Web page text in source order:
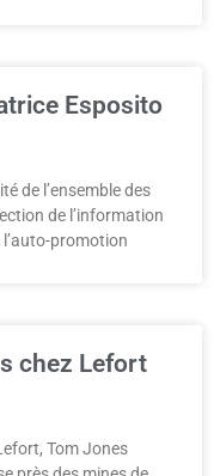
Esposito
de l’ensemble des
de l’information
l’auto-promotion
chez Lefort
Tom Jones